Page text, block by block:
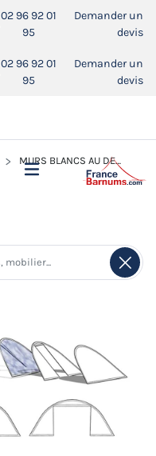
02 96 92 01
95
Demander un
devis
02 96 92 01
95
Demander un
devis
MURS BLANCS AU DÉTAIL POUR TENTE ÉTOILE Ø10M